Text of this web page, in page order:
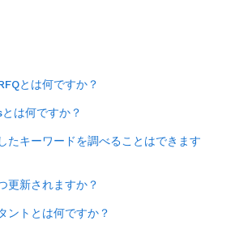
とは何ですか？
は何ですか？
たキーワードを調べることはできます
更新されますか？
ントとは何ですか？